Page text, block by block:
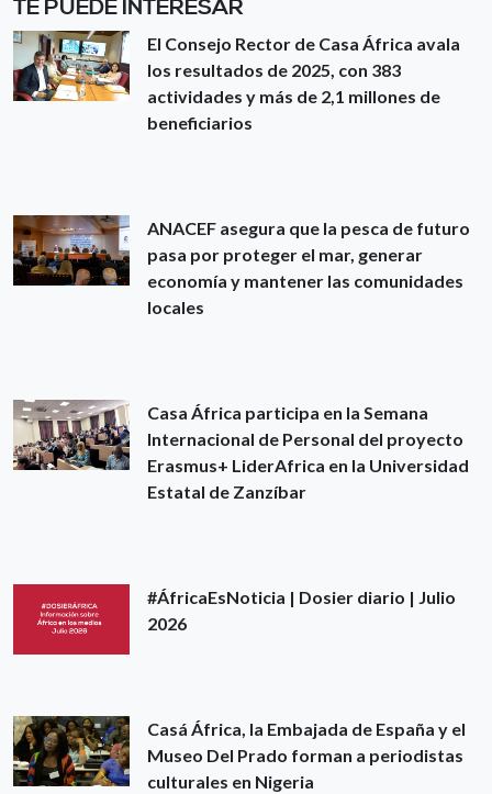
TE PUEDE INTERESAR
El Consejo Rector de Casa África avala
los resultados de 2025, con 383
actividades y más de 2,1 millones de
beneficiarios
ANACEF asegura que la pesca de futuro
pasa por proteger el mar, generar
economía y mantener las comunidades
locales
Casa África participa en la Semana
Internacional de Personal del proyecto
Erasmus+ LiderAfrica en la Universidad
Estatal de Zanzíbar
#ÁfricaEsNoticia | Dosier diario | Julio
2026
Casá África, la Embajada de España y el
Museo Del Prado forman a periodistas
culturales en Nigeria